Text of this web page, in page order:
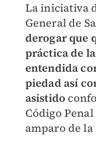
La iniciativa
General de
derogar que
práctica de
entendida
piedad así
asistido
Código
amparo de